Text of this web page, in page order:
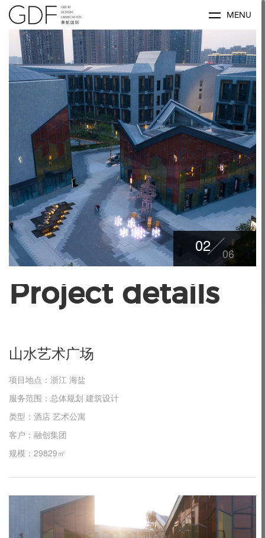
MENU
02 06
Project details
山水艺术广场
项目地点：浙江 海盐
服务范围：总体规划 建筑设计
类型：酒店 艺术公寓
客户：融创集团
规模：29829㎡